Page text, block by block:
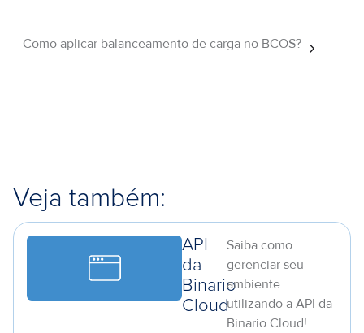
Como aplicar balanceamento de carga no BCOS?
Veja também:
API
da
Binario
Cloud
Saiba como
gerenciar seu
ambiente
utilizando a API da
Binario Cloud!